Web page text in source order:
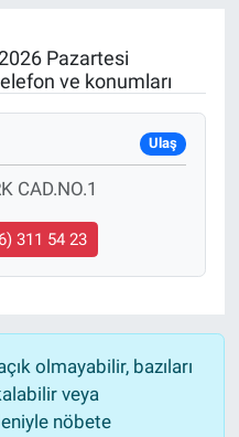
Pazartesi
ve konumları
Ulaş
CAD.NO.1
311 54 23
olmayabilir, bazıları
veya
nöbete